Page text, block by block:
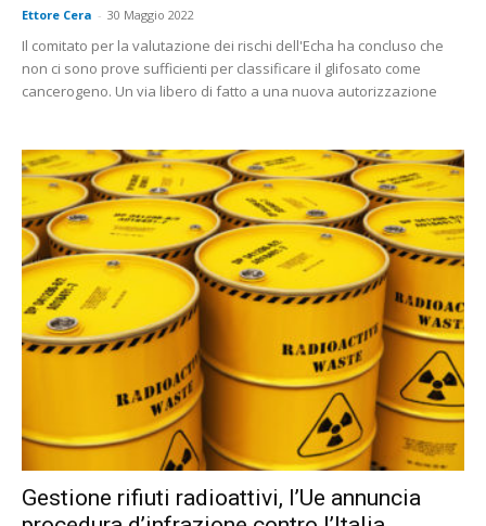
Ettore Cera - 30 Maggio 2022
Il comitato per la valutazione dei rischi dell'Echa ha concluso che
non ci sono prove sufficienti per classificare il glifosato come
cancerogeno. Un via libero di fatto a una nuova autorizzazione
Gestione rifiuti radioattivi, l’Ue annuncia